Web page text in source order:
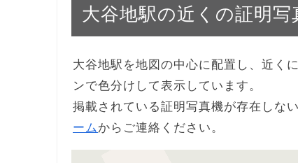
大谷地駅の近くの証明写
大谷地駅を地図の中心に配置し、近く
ンで色分けして表示しています。
掲載されている証明写真機が存在しな
ーム からご連絡ください。